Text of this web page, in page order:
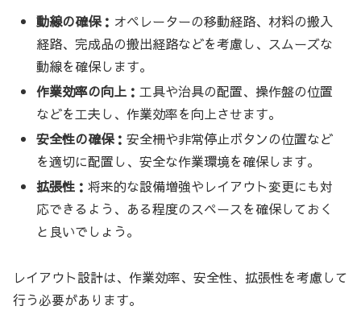
動線の確保： オペレーターの移動経路、材料の搬入
経路、完成品の搬出経路などを考慮し、スムーズな
動線を確保します。
作業効率の向上： 工具や治具の配置、操作盤の位置
などを工夫し、作業効率を向上させます。
安全性の確保：安全柵や非常停止ボタンの位置など
を適切に配置し、安全な作業環境を確保します。
拡張性：将来的な設備増強やレイアウト変更にも対
応できるよう、ある程度のスペースを確保しておく
と良いでしょう。
レイアウト設計は、作業効率、安全性、拡張性を考慮して
行う必要があります。